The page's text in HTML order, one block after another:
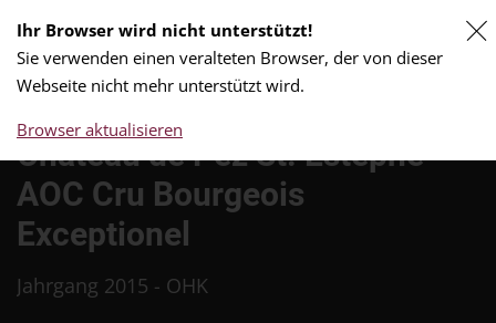
Chateau de Pez St. Estèphe
AOC Cru Bourgeois
Exceptionel
Jahrgang 2015 - OHK
Ihr Browser wird nicht unterstützt!
Sie verwenden einen veralteten Browser, der von dieser
Webseite nicht mehr unterstützt wird.
Browser aktualisieren